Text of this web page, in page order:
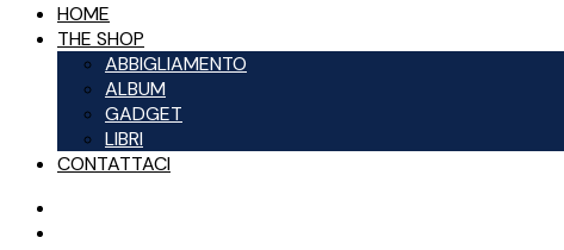
HOME
THE SHOP
ABBIGLIAMENTO
ALBUM
GADGET
LIBRI
CONTATTACI